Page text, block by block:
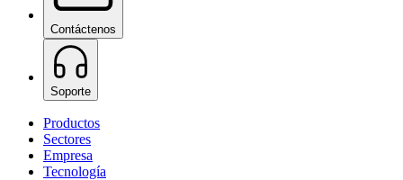
Contáctenos
Soporte
Productos
Sectores
Empresa
Tecnología